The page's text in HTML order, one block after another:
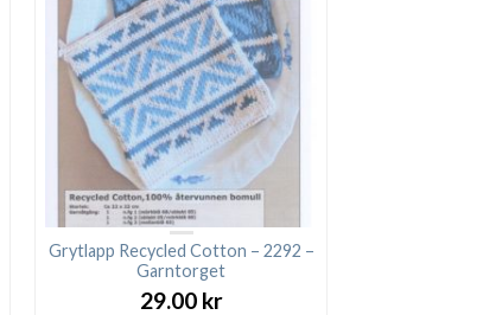
Grytlapp Recycled Cotton – 2292 –
Garntorget
29.00 kr